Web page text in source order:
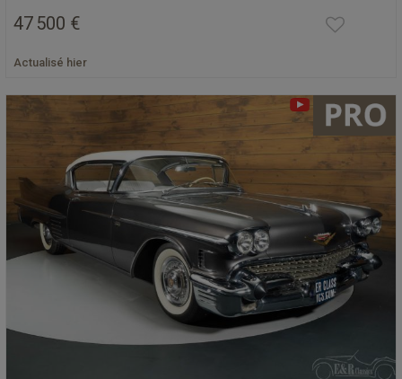
47 500 €
Actualisé hier